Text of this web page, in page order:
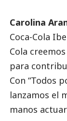
Carolina
Coca-Cola
Cola
para
Con “Todos
lanzamos el
manos